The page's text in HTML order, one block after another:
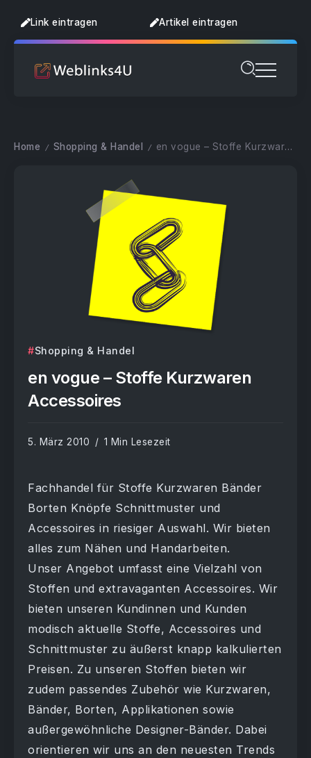
Link eintragen Artikel eintragen
Home / Shopping & Handel / en vogue – Stoffe Kurzwaren Accessoires
Shopping & Handel
en vogue – Stoffe Kurzwaren
Accessoires
5. März 2010 1 Min Lesezeit
Fachhandel für Stoffe Kurzwaren Bänder
Borten Knöpfe Schnittmuster und
Accessoires in riesiger Auswahl. Wir bieten
alles zum Nähen und Handarbeiten.
Unser Angebot umfasst eine Vielzahl von
Stoffen und extravaganten Accessoires. Wir
bieten unseren Kundinnen und Kunden
modisch aktuelle Stoffe, Accessoires und
Schnittmuster zu äußerst knapp kalkulierten
Preisen. Zu unseren Stoffen bieten wir
zudem passendes Zubehör wie Kurzwaren,
Bänder, Borten, Applikationen sowie
außergewöhnliche Designer-Bänder. Dabei
orientieren wir uns an den neuesten Trends